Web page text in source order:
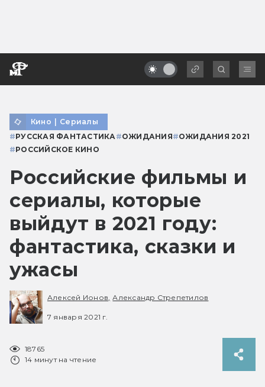
Кино | Сериалы
#РУССКАЯ ФАНТАСТИКА #ОЖИДАНИЯ#ОЖИДАНИЯ 2021
#РОССИЙСКОЕ КИНО
Российские фильмы и
сериалы, которые
выйдут в 2021 году:
фантастика, сказки и
ужасы
Алексей Ионов, Александр Стрепетилов
7 января 2021 г.
18765
14 минут на чтение